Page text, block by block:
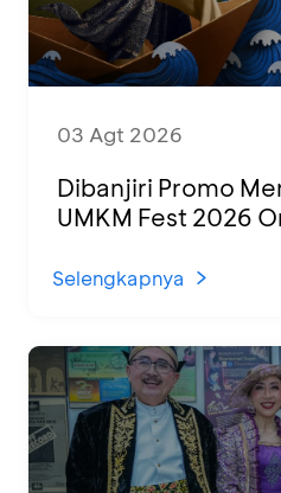
03 Agt 2026
Dibanjiri Promo
UMKM Fest 2026
Selengkapnya